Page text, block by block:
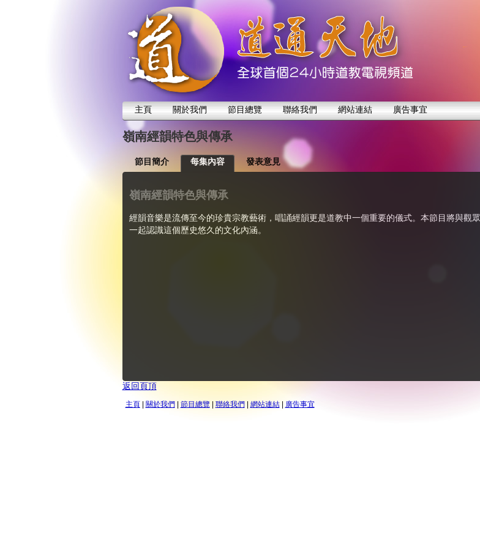
主頁 關於我們 節目總覽 聯絡我們 網站連結 廣告事宜
嶺南經韻特色與傳承
節目簡介 每集內容 發表意見
嶺南經韻特色與傳承
經韻音樂是流傳至今的珍貴宗教藝術，唱誦經韻更是道教中一個重要的儀式。本節目將與觀眾
一起認識這個歷史悠久的文化內涵。
返回頁頂
主頁| 關於我們| 節目總覽| 聯絡我們| 網站連結| 廣告事宜